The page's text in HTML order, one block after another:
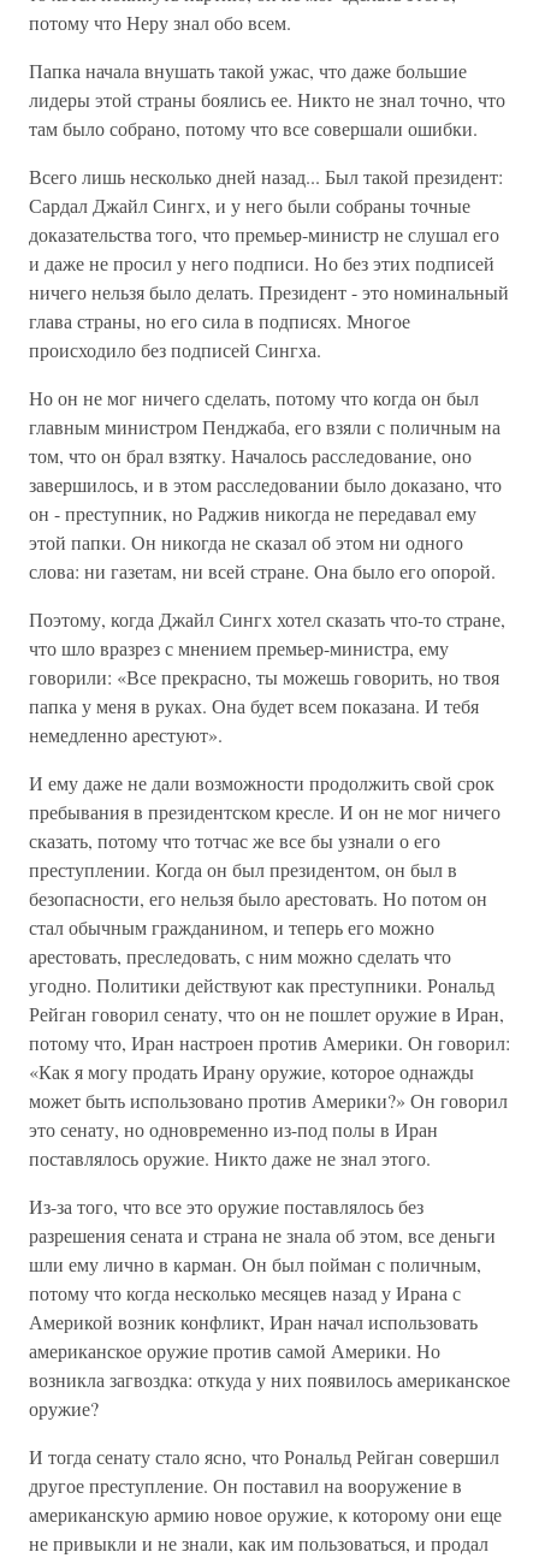
потому что Неру знал обо всем.
Папка начала внушать такой ужас, что даже большие
лидеры этой страны боялись ее. Никто не знал точно, что
там было собрано, потому что все совершали ошибки.
Всего лишь несколько дней назад... Был такой президент:
Сардал Джайл Сингх, и у него были собраны точные
доказательства того, что премьер-министр не слушал его
и даже не просил у него подписи. Но без этих подписей
ничего нельзя было делать. Президент - это номинальный
глава страны, но его сила в подписях. Многое
происходило без подписей Сингха.
Но он не мог ничего сделать, потому что когда он был
главным министром Пенджаба, его взяли с поличным на
том, что он брал взятку. Началось расследование, оно
завершилось, и в этом расследовании было доказано, что
он - преступник, но Раджив никогда не передавал ему
этой папки. Он никогда не сказал об этом ни одного
слова: ни газетам, ни всей стране. Она было его опорой.
Поэтому, когда Джайл Сингх хотел сказать что-то стране,
что шло вразрез с мнением премьер-министра, ему
говорили: «Все прекрасно, ты можешь говорить, но твоя
папка у меня в руках. Она будет всем показана. И тебя
немедленно арестуют».
И ему даже не дали возможности продолжить свой срок
пребывания в президентском кресле. И он не мог ничего
сказать, потому что тотчас же все бы узнали о его
преступлении. Когда он был президентом, он был в
безопасности, его нельзя было арестовать. Но потом он
стал обычным гражданином, и теперь его можно
арестовать, преследовать, с ним можно сделать что
угодно. Политики действуют как преступники. Рональд
Рейган говорил сенату, что он не пошлет оружие в Иран,
потому что, Иран настроен против Америки. Он говорил:
«Как я могу продать Ирану оружие, которое однажды
может быть использовано против Америки?» Он говорил
это сенату, но одновременно из-под полы в Иран
поставлялось оружие. Никто даже не знал этого.
Из-за того, что все это оружие поставлялось без
разрешения сената и страна не знала об этом, все деньги
шли ему лично в карман. Он был пойман с поличным,
потому что когда несколько месяцев назад у Ирана с
Америкой возник конфликт, Иран начал использовать
американское оружие против самой Америки. Но
возникла загвоздка: откуда у них появилось американское
оружие?
И тогда сенату стало ясно, что Рональд Рейган совершил
другое преступление. Он поставил на вооружение в
американскую армию новое оружие, к которому они еще
не привыкли и не знали, как им пользоваться, и продал